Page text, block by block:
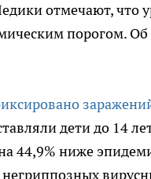
отмечают, что
порогом.
дети до 14
44,9% ниже